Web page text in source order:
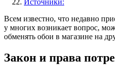
Всем известно, что недавно
у многих возникает вопрос,
обменять обои в магазине на
Закон и права